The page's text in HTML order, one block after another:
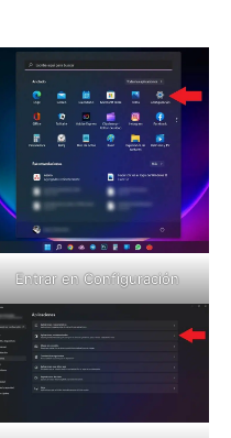
Entrar en Configuración